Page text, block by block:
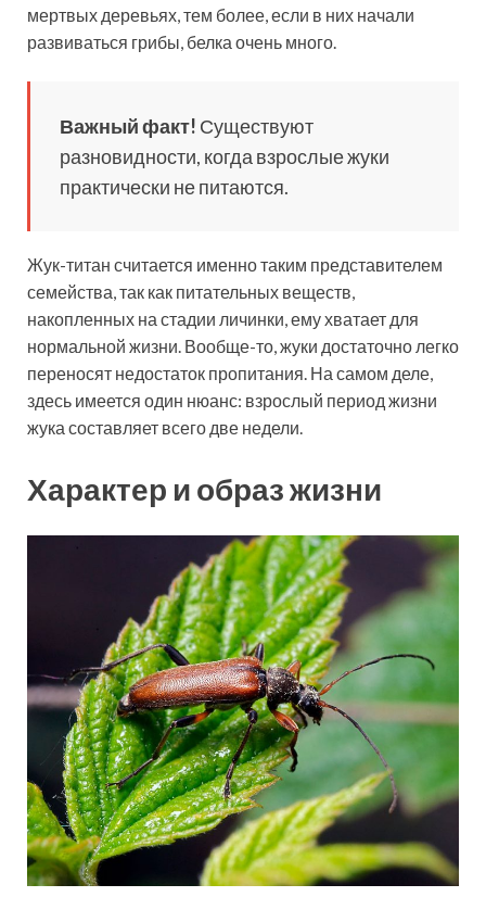
мертвых деревьях, тем более, если в них начали
развиваться грибы, белка очень много.
Важный факт! Существуют
разновидности, когда взрослые жуки
практически не питаются.
Жук-титан считается именно таким представителем
семейства, так как питательных веществ,
накопленных на стадии личинки, ему хватает для
нормальной жизни. Вообще-то, жуки достаточно легко
переносят недостаток пропитания. На самом деле,
здесь имеется один нюанс: взрослый период жизни
жука составляет всего две недели.
Характер и образ жизни